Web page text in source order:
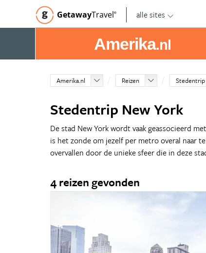
GetawayTravel© alle sites
Amerika.nl
Amerika.nl Reizen Stedentrip
Stedentrip New York
De stad New York wordt vaak geassocieerd
is het zonde om jezelf per metro overal naar
overvallen door de unieke sfeer die in deze
4 reizen gevonden